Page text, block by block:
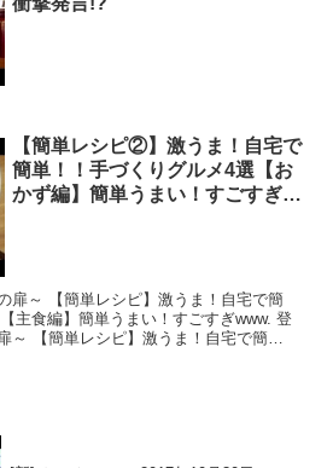
【簡単レシピ②】激うま！自宅で
簡単！！手づくりグルメ4選【お
かず編】簡単うまい！すごすぎ
扉～ 【簡単レシピ】激うま！自宅で簡
主食編】簡単うまい！すごすぎwww. 登
～ 【簡単レシピ】激うま！自宅で簡